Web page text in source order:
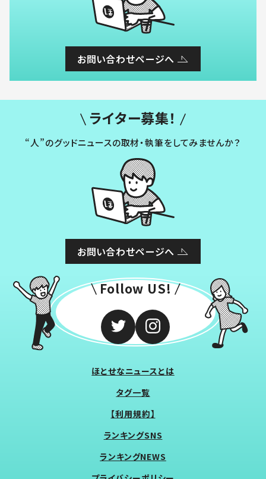
お問い合わせページへ
ライター募集！
“人”のグッドニュースの取材・執筆をしてみませんか？
お問い合わせページへ
Follow US!
ほとせなニュースとは
タグ一覧
【利用規約】
ランキングSNS
ランキングNEWS